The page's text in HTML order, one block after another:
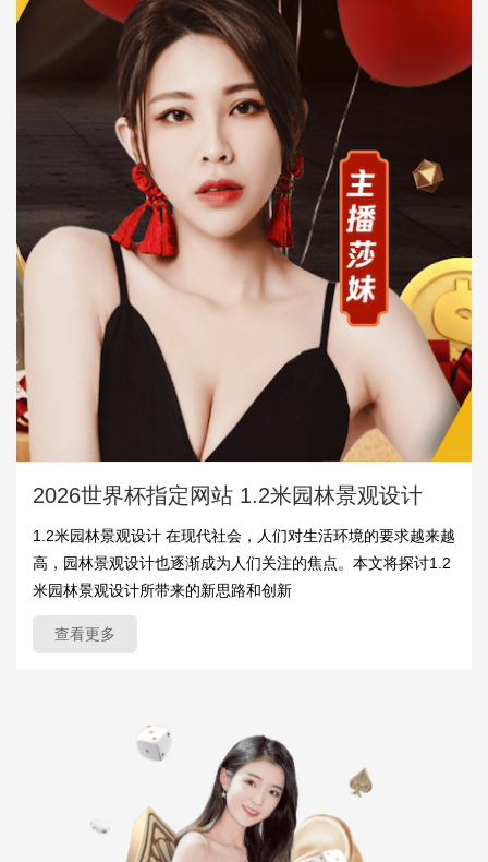
2026世界杯指定网站 1.2米园林景观设计
1.2米园林景观设计 在现代社会，人们对生活环境的要求越来越
高，园林景观设计也逐渐成为人们关注的焦点。本文将探讨1.2
米园林景观设计所带来的新思路和创新
查看更多